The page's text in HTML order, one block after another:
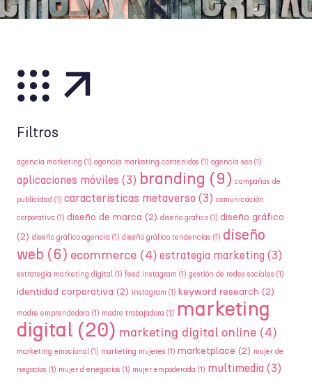
Filtros
agencia marketing (1) agencia marketing contenidos (1) agencia seo (1)
aplicaciones móviles (3) branding (9) campañas de
publicidad (1) caracteristicas metaverso (3) comunicación
corporativa (1) diseño de marca (2) diseño grafico (1) diseño gráfico
(2) diseño gráfico agencia (1) diseño gráfico tendencias (1) diseño
web (6) ecommerce (4) estrategia marketing (3)
estrategia marketing digital (1) feed instagram (1) gestión de redes sociales (1)
identidad corporativa (2) instagram (1) keyword research (2)
madre emprendedora (1) madre trabajadora (1)
marketing
digital (20) marketing digital online (4)
marketing emocional (1) marketing mujeres (1) marketplace (2) mujer de
negocios (1) mujer d enegocios (1) mujer empoderada (1) multimedia (3)